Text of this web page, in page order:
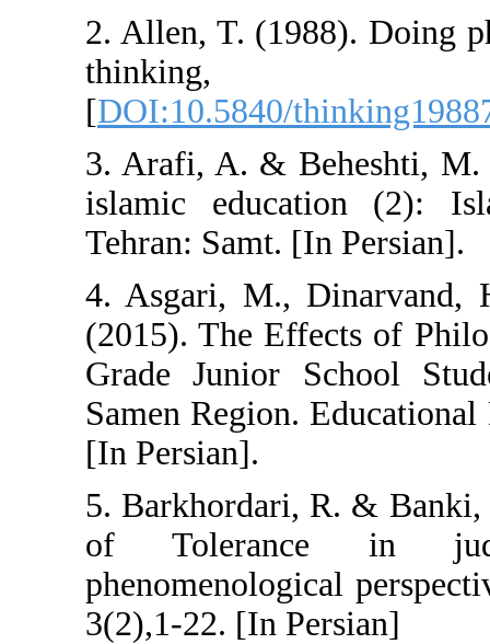
2. Allen, T.
[DOI:10.5840/
3. Arafi, A. &
islamic
Tehran: Samt.
4. Asgari, M.,
(2015). The
Grade Junior
Samen Region.
[In Persian].
5. Barkhordari,
of
3(2),1-22. [In